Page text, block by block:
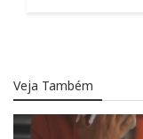
Veja Também